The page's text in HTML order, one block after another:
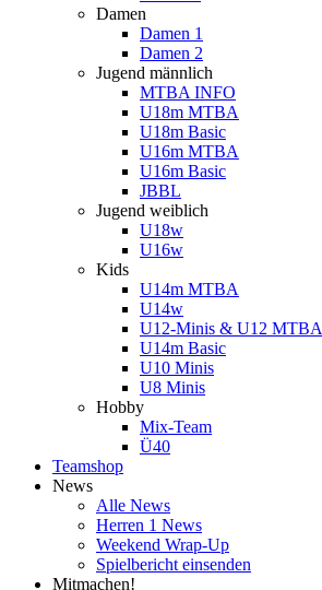
Damen
Damen 1
Damen 2
Jugend männlich
MTBA INFO
U18m MTBA
U18m Basic
U16m MTBA
U16m Basic
JBBL
Jugend weiblich
U18w
U16w
Kids
U14m MTBA
U14w
U12-Minis & U12 MTBA
U14m Basic
U10 Minis
U8 Minis
Hobby
Mix-Team
Ü40
Teamshop
News
Alle News
Herren 1 News
Weekend Wrap-Up
Spielbericht einsenden
Mitmachen!